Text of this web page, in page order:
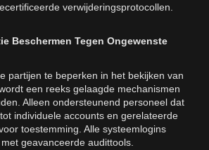
verwijderingsprotocollen.
Beschermen Tegen Ongewenste
partijen te beperken in het bekijken van
een reeks gelaagde mechanismen
Alleen ondersteunend personeel dat
individuele accounts en gerelateerde
toestemming. Alle systeemlogins
geavanceerde audittools.